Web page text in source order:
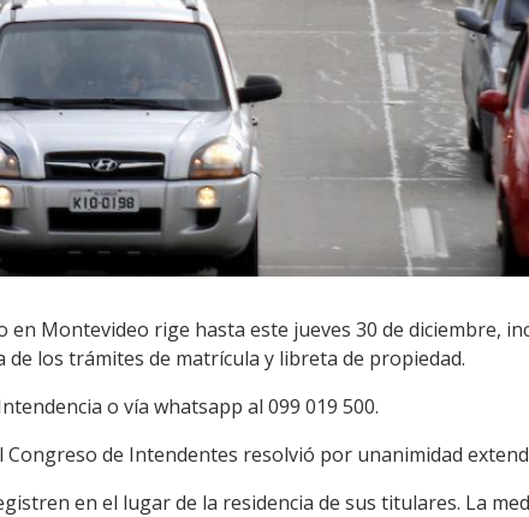
Montevideo rige hasta este jueves 30 de diciembre,
los trámites de matrícula y libreta de propiedad.
o vía whatsapp al 099 019 500.
Congreso de Intendentes resolvió por unanimidad
en el lugar de la residencia de sus titulares. La